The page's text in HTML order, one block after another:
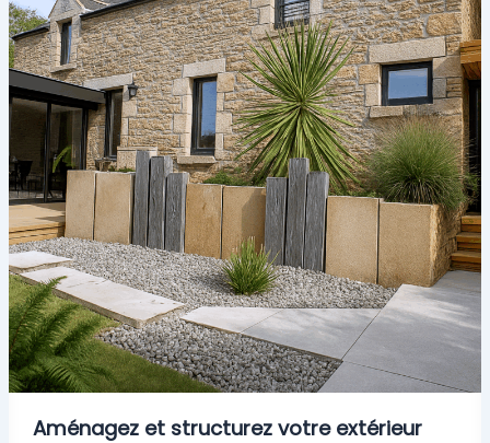
Aménagez et structurez votre extérieur